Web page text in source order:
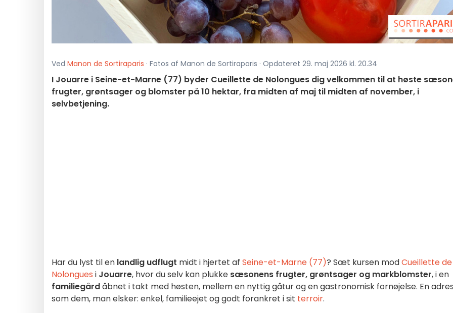
Ved Manon de Sortiraparis · Fotos af Manon de Sortiraparis · Opdateret 29. maj 2026 kl. 20.34
I Jouarre i Seine-et-Marne (77) byder Cueillette de Nolongues dig velkommen til at høste
frugter, grøntsager og blomster på 10 hektar, fra midten af maj til midten af november, i
selvbetjening.
Har du lyst til en landlig udflugt midt i hjertet af Seine-et-Marne (77)? Sæt kursen modCueillette de
Nolongues i Jouarre, hvor du selv kan plukke sæsonens frugter, grøntsager og markblomster, i en
familiegårdåbnet i takt med høsten, mellem en nyttig gåtur og en gastronomisk fornøjelse. En
som dem, man elsker: enkel, familieejet og godt forankret i sit terroir.